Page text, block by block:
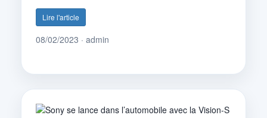
Lire l'article
08/02/2023 · admin